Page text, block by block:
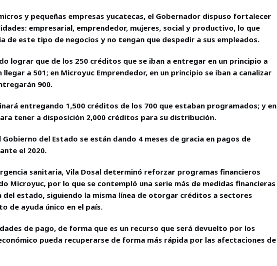
y pequeñas empresas yucatecas, el Gobernador dispuso fortalecer
empresarial, emprendedor, mujeres, social y productivo, lo que
de este tipo de negocios y no tengan que despedir a sus empleados.
lograr que de los 250 créditos que se iban a entregar en un principio a
a 501; en Microyuc Emprendedor, en un principio se iban a canalizar
900.
entregando 1,500 créditos de los 700 que estaban programados; y en
tener a disposición 2,000 créditos para su distribución.
del Estado se están dando 4 meses de gracia en pagos de
el 2020.
sanitaria, Vila Dosal determinó reforzar programas financieros
Microyuc, por lo que se contempló una serie más de medidas financieras
estado, siguiendo la misma línea de otorgar créditos a sectores
de ayuda único en el país.
de pago, de forma que es un recurso que será devuelto por los
pueda recuperarse de forma más rápida por las afectaciones de